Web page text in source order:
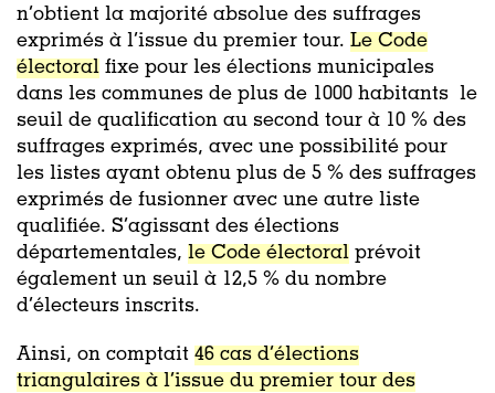
n’obtient la majorité absolue des suffrages
exprimés à l’issue du premier tour. Le Code
électoral fixe pour les élections municipales
dans les communes de plus de 1000 habitants le
seuil de qualification au second tour à 10 % des
suffrages exprimés, avec une possibilité pour
les listes ayant obtenu plus de 5 % des suffrages
exprimés de fusionner avec une autre liste
qualifiée. S’agissant des élections
départementales, le Code électoral prévoit
également un seuil à 12,5 % du nombre
d’électeurs inscrits.
Ainsi, on comptait 46 cas d’élections
triangulaires à l’issue du premier tour des